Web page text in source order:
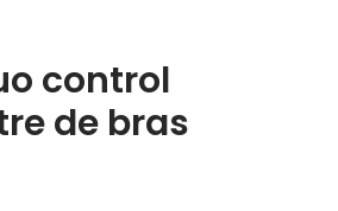
control
de bras